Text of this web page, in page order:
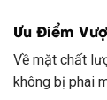
Ưu Điểm
Về mặt chất
không bị phai